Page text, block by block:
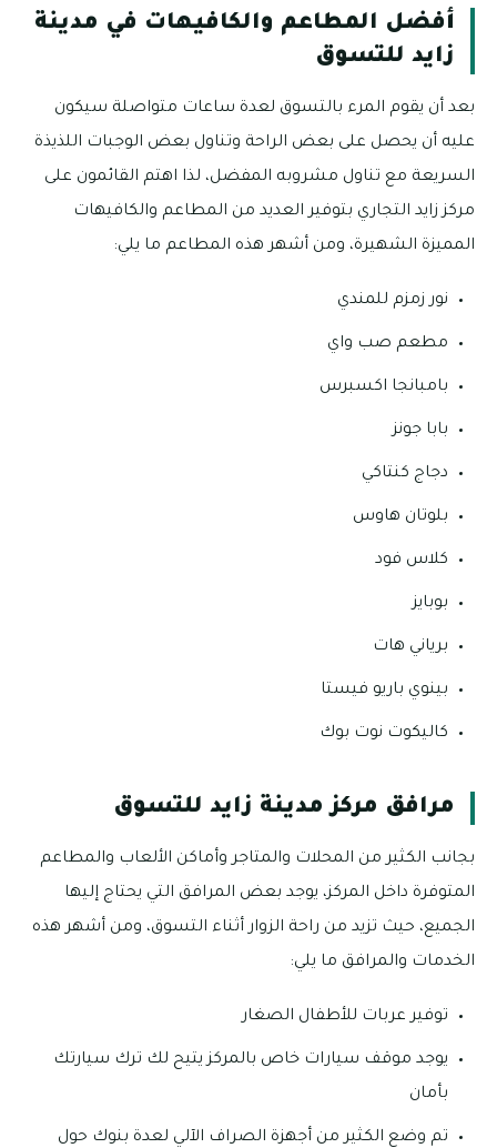
أفضل المطاعم والكافيهات في مدينة
زايد للتسوق
بعد أن يقوم المرء بالتسوق لعدة ساعات متواصلة سيكون
عليه أن يحصل على بعض الراحة وتناول بعض الوجبات اللذيذة
السريعة مع تناول مشروبه المفضل، لذا اهتم القائمون على
مركز زايد التجاري بتوفير العديد من المطاعم والكافيهات
المميزة الشهيرة، ومن أشهر هذه المطاعم ما يلي:
نور زمزم للمندي
مطعم صب واي
بامبانجا اكسبرس
بابا جونز
دجاج كنتاكي
بلوتان هاوس
كلاس فود
بوبايز
برياني هات
بينوي باريو فيستا
كاليكوت نوت بوك
مرافق مركز مدينة زايد للتسوق
بجانب الكثير من المحلات والمتاجر وأماكن الألعاب والمطاعم
المتوفرة داخل المركز، يوجد بعض المرافق التي يحتاج إليها
الجميع، حيث تزيد من راحة الزوار أثناء التسوق، ومن أشهر هذه
الخدمات والمرافق ما يلي:
توفير عربات للأطفال الصغار
يوجد موقف سيارات خاص بالمركز يتيح لك ترك سيارتك
بأمان
تم وضع الكثير من أجهزة الصراف الآلي لعدة بنوك حول